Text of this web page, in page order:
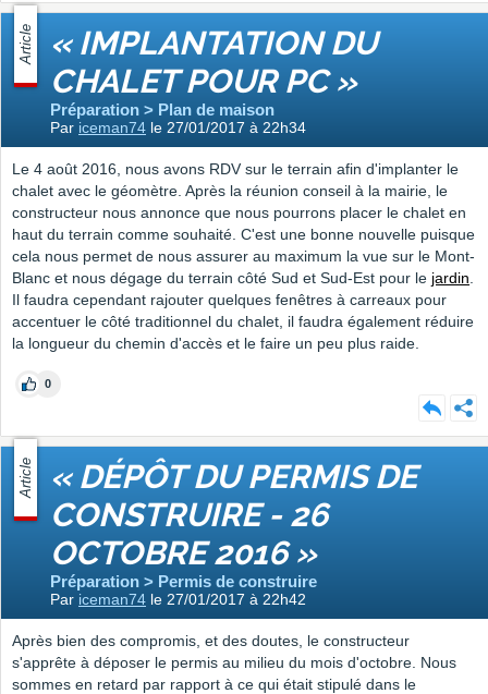
Article « IMPLANTATION DU
CHALET POUR PC »
Préparation > Plan de maison
Par iceman74 le 27/01/2017 à 22h34
Le 4 août 2016, nous avons RDV sur le terrain afin d'implanter le
chalet avec le géomètre. Après la réunion conseil à la mairie, le
constructeur nous annonce que nous pourrons placer le chalet en
haut du terrain comme souhaité. C'est une bonne nouvelle puisque
cela nous permet de nous assurer au maximum la vue sur le Mont-
Blanc et nous dégage du terrain côté Sud et Sud-Est pour le jardin.
Il faudra cependant rajouter quelques fenêtres à carreaux pour
accentuer le côté traditionnel du chalet, il faudra également réduire
la longueur du chemin d'accès et le faire un peu plus raide.
0
Article « DÉPÔT DU PERMIS DE
CONSTRUIRE - 26
OCTOBRE 2016 »
Préparation > Permis de construire
Par iceman74 le 27/01/2017 à 22h42
Après bien des compromis, et des doutes, le constructeur
s'apprête à déposer le permis au milieu du mois d'octobre. Nous
sommes en retard par rapport à ce qui était stipulé dans le